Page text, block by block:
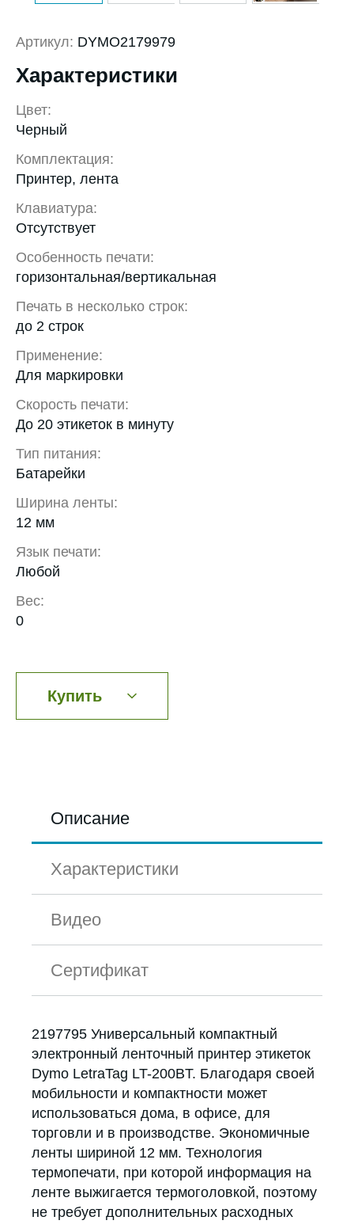
Артикул: DYMO2179979
Характеристики
Цвет:
Черный
Комплектация:
Принтер, лента
Клавиатура:
Отсутствует
Особенность печати:
горизонтальная/вертикальная
Печать в несколько строк:
до 2 строк
Применение:
Для маркировки
Скорость печати:
До 20 этикеток в минуту
Тип питания:
Батарейки
Ширина ленты:
12 мм
Язык печати:
Любой
Вес:
0
Купить
Описание
Характеристики
Видео
Сертификат
2197795 Универсальный компактный
электронный ленточный принтер этикеток
Dymo LetraTag LT-200BT. Благодаря своей
мобильности и компактности может
использоваться дома, в офисе, для
торговли и в производстве. Экономичные
ленты шириной 12 мм. Технология
термопечати, при которой информация на
ленте выжигается термоголовкой, поэтому
не требует дополнительных расходных